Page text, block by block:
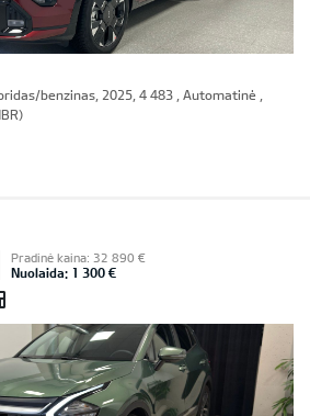
benzinas, 2025, 4 483 , Automatinė ,
Pradinė kaina: 32 890 €
Nuolaida: 1 300 €